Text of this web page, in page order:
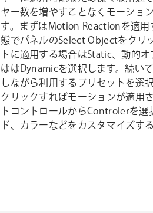
ヤー数を増やすことなくモーショ
す。まずはMotion Reactionを適
態でパネルのSelect Objectをクリ
トに適用する場合はStatic、動的
ははDynamicを選択します。続い
しながら利用するプリセットを選
クリックすればモーションが適用
トコントロールからControlerを
ド、カラーなどをカスタマイズす